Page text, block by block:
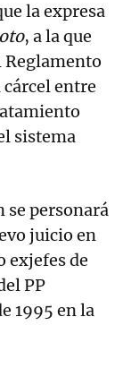
la expresa
, a la que
Reglamento
entre
sistema
se personará
juicio en
exjefes de
PP
1995 en la